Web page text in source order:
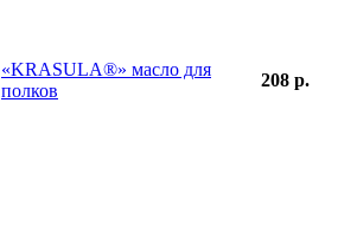
«KRASULA®» масло для
полков
208 р.